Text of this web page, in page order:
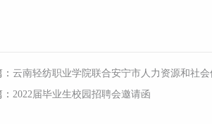
云南轻纺职业学院联合安宁市人力资源和社
2022届毕业生校园招聘会邀请函